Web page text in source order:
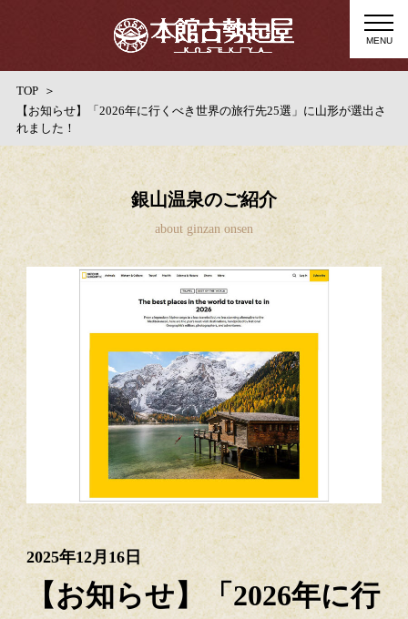
TOP
【お知らせ】「2026年に行くべき世界の旅行先25選」に山形が選出さ
れました！
銀山温泉のご紹介
2025年12月16日
【お知らせ】「2026年に行
MENU